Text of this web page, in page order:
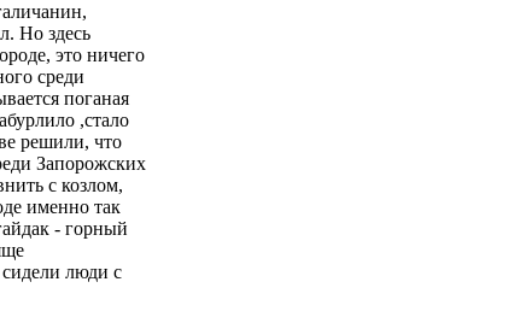
Но здесь
это ничего
среди
поганая
,стало
решили, что
Запорожских
с козлом,
именно так
- горный
люди с